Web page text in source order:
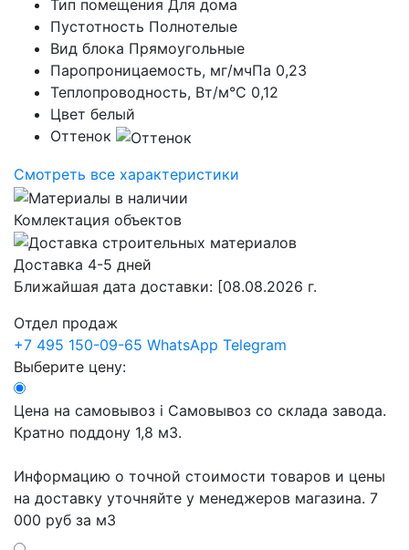
Тип помещения Для дома
Пустотность Полнотелые
Вид блока Прямоугольные
Паропроницаемость, мг/мчПа 0,23
Теплопроводность, Вт/м°С 0,12
Цвет белый
Оттенок
Смотреть все характеристики
Комлектация объектов
Доставка 4-5 дней
Ближайшая дата доставки: [08.08.2026 г.
Отдел продаж
+7 495 150-09-65 WhatsApp Telegram
Выберите цену:
Цена на самовывоз i Самовывоз со склада завода.
Кратно поддону 1,8 м3.
Информацию о точной стоимости товаров и цены
на доставку уточняйте у менеджеров магазина. 7
000 руб за м3